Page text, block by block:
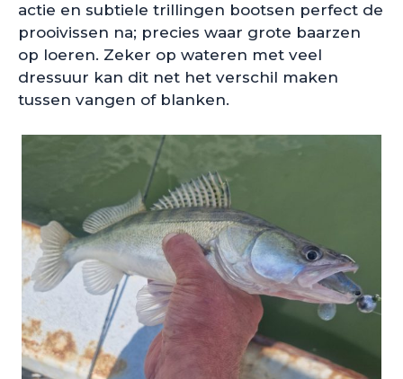
actie en subtiele trillingen bootsen perfect de
prooivissen na; precies waar grote baarzen
op loeren. Zeker op wateren met veel
dressuur kan dit net het verschil maken
tussen vangen of blanken.